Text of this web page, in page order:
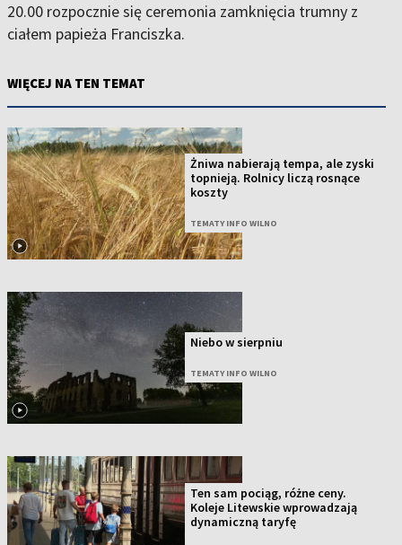
20.00 rozpocznie się ceremonia zamknięcia trumny z
ciałem papieża Franciszka.
WIĘCEJ NA TEN TEMAT
Żniwa nabierają tempa, ale zyski
topnieją. Rolnicy liczą rosnące
koszty
TEMATY INFO WILNO
Niebo w sierpniu
TEMATY INFO WILNO
Ten sam pociąg, różne ceny.
Koleje Litewskie wprowadzają
dynamiczną taryfę